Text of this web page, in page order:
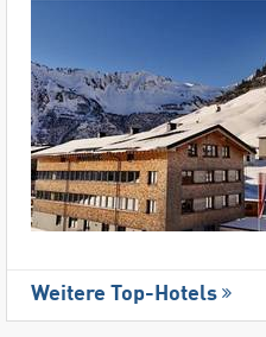
Weitere Top-Hotels